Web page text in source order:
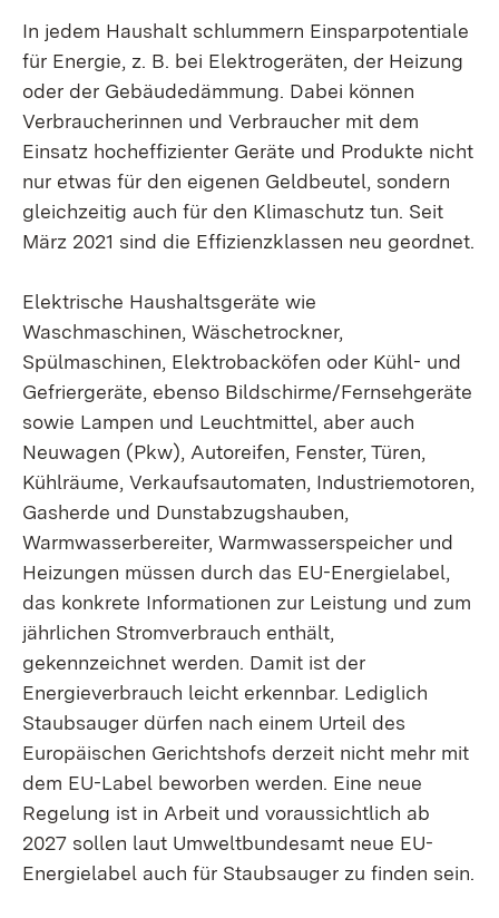
In jedem Haushalt schlummern Einsparpotentiale
für Energie, z. B. bei Elektrogeräten, der Heizung
oder der Gebäudedämmung. Dabei können
Verbraucherinnen und Verbraucher mit dem
Einsatz hocheffizienter Geräte und Produkte nicht
nur etwas für den eigenen Geldbeutel, sondern
gleichzeitig auch für den Klimaschutz tun. Seit
März 2021 sind die Effizienzklassen neu geordnet.
Elektrische Haushaltsgeräte wie
Waschmaschinen, Wäschetrockner,
Spülmaschinen, Elektrobacköfen oder Kühl- und
Gefriergeräte, ebenso Bildschirme/Fernsehgeräte
sowie Lampen und Leuchtmittel, aber auch
Neuwagen (Pkw), Autoreifen, Fenster, Türen,
Kühlräume, Verkaufsautomaten, Industriemotoren,
Gasherde und Dunstabzugshauben,
Warmwasserbereiter, Warmwasserspeicher und
Heizungen müssen durch das EU-Energielabel,
das konkrete Informationen zur Leistung und zum
jährlichen Stromverbrauch enthält,
gekennzeichnet werden. Damit ist der
Energieverbrauch leicht erkennbar. Lediglich
Staubsauger dürfen nach einem Urteil des
Europäischen Gerichtshofs derzeit nicht mehr mit
dem EU-Label beworben werden. Eine neue
Regelung ist in Arbeit und voraussichtlich ab
2027 sollen laut Umweltbundesamt neue EU-
Energielabel auch für Staubsauger zu finden sein.